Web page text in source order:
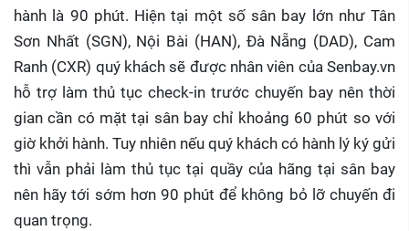
hành là 90 phút. Hiện tại một số sân bay lớn như Tân
Sơn Nhất (SGN), Nội Bài (HAN), Đà Nẵng (DAD), Cam
Ranh (CXR) quý khách sẽ được nhân viên của Senbay.vn
hỗ trợ làm thủ tục check-in trước chuyến bay nên thời
gian cần có mặt tại sân bay chỉ khoảng 60 phút so với
giờ khởi hành. Tuy nhiên nếu quý khách có hành lý ký gửi
thì vẫn phải làm thủ tục tại quầy của hãng tại sân bay
nên hãy tới sớm hơn 90 phút để không bỏ lỡ chuyến đi
quan trọng.